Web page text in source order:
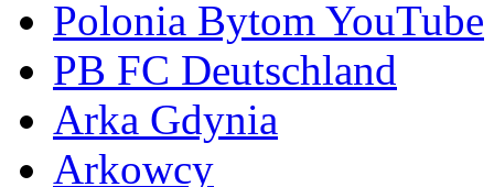
Polonia Bytom YouTube
PB FC Deutschland
Arka Gdynia
Arkowcy